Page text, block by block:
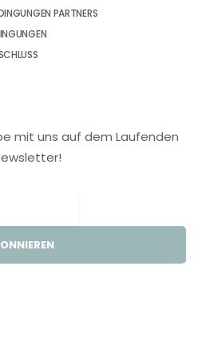
PARTNERS
mit uns auf dem Laufenden